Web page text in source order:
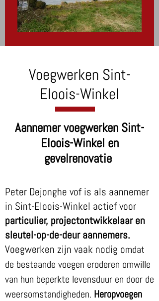
Voegwerken Sint-
Eloois-Winkel
Aannemer voegwerken Sint-
Eloois-Winkel en
gevelrenovatie
Peter Dejonghe vof is als aannemer
in Sint-Eloois-Winkel actief voor
particulier, projectontwikkelaar en
sleutel-op-de-deur aannemers.
Voegwerken zijn vaak nodig omdat
de bestaande voegen eroderen omwille
van hun beperkte levensduur en door de
weersomstandigheden. Heropvoegen